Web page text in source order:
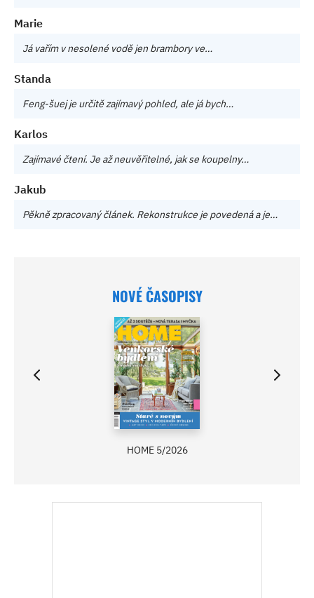
Marie
Já vařím v nesolené vodě jen brambory ve…
Standa
Feng-šuej je určitě zajímavý pohled, ale já bych…
Karlos
Zajímavé čtení. Je až neuvěřitelné, jak se koupelny…
Jakub
Pěkně zpracovaný článek. Rekonstrukce je povedená a je…
NOVÉ ČASOPISY
HOME 5/2026